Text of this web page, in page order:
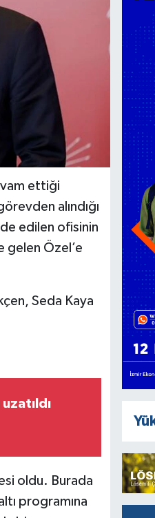
ettiği
alındığı
edilen ofisinin
gelen Özel’e
Seda Kaya
oldu. Burada
programına